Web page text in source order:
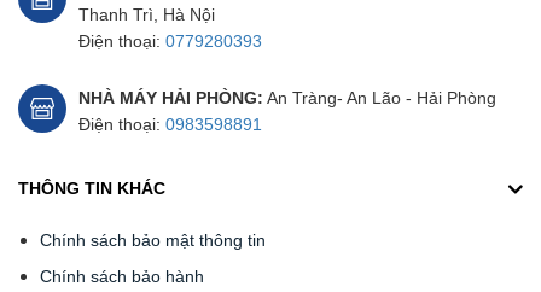
ghế phòng thí nghiệm
showroom Nội thất Nogi để chọn lựa được các sản phẩm theo ý
muốn.
Phân xưởng NoGi chi nhánh Hải Phòng.
Thanh Trì, Hà Nội
Điện thoại: 0779280393
NHÀ MÁY HẢI PHÒNG: An Tràng- An Lão - Hải Phòng
Điện thoại: 0983598891
THÔNG TIN KHÁC
Chính sách bảo mật thông tin
Chính sách bảo hành